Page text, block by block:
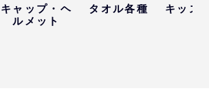
キャップ・ヘ
ルメット
タオル各種
キッズ